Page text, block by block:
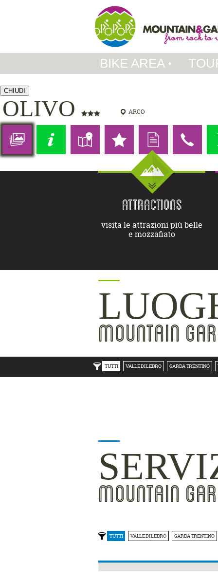
BIKE AREA
CHIUDI
OLIVO ARCO
ATTRACTIONS
visita le attrazioni più belle
e mozzafiato
MOUNTAIN
TUTTI VALLE DI LEDRO GARDA TRENTINO
MOUNTAIN
TUTTI VALLE DI LEDRO GARDA TRENTINO